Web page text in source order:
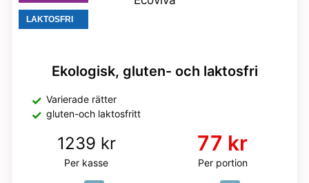
LAKTOSFRI
Ekologisk, gluten- och laktosfri
Varierade rätter
gluten-och laktosfritt
1239 kr
Per kasse
77 kr
Per portion